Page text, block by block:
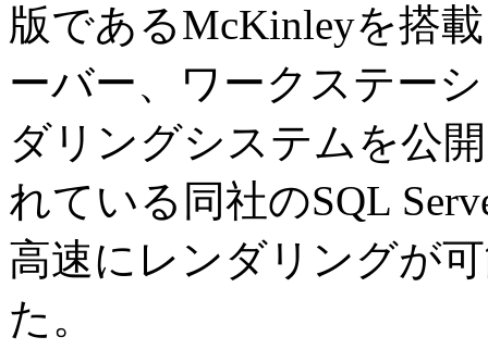
版であるMcKinleyを搭
ーバー、ワークステー
ダリングシステムを公
れている同社のSQL
高速にレンダリングが
た。